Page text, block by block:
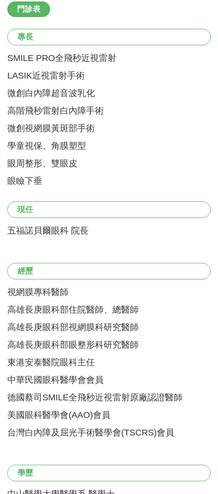
門診表
專長
SMILE PRO全飛秒近視雷射
LASIK近視雷射手術
微創白內障超音波乳化
高階飛秒雷射白內障手術
微創視網膜黃斑部手術
學童視保、角膜塑型
眼周整形、雙眼皮
眼瞼下垂
現任
五福諾貝爾眼科 院長
經歷
視網膜專科醫師
高雄長庚眼科部住院醫師、總醫師
高雄長庚眼科部視網膜科研究醫師
高雄長庚眼科部眼整形科研究醫師
東港安泰醫院眼科主任
中華民國眼科醫學會會員
德國蔡司SMILE全飛秒近視雷射原廠認證醫師
美國眼科醫學會(AAO)會員
台灣白內障及屈光手術醫學會(TSCRS)會員
學歷